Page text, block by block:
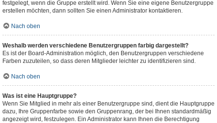
festgelegt, wenn die Gruppe erstellt wird. Wenn Sie eine eigene Benutzergruppe
erstellen möchten, dann sollten Sie einen Administrator kontaktieren.
Nach oben
Weshalb werden verschiedene Benutzergruppen farbig dargestellt?
Es ist der Board-Administration möglich, den Benutzergruppen verschiedene
Farben zuzuteilen, so dass deren Mitglieder leichter zu identifizieren sind.
Nach oben
Was ist eine Hauptgruppe?
Wenn Sie Mitglied in mehr als einer Benutzergruppe sind, dient die Hauptgruppe
dazu, Ihre Gruppenfarbe sowie den Gruppenrang, der bei Ihnen standardmäßig
angezeigt wird, festzulegen. Ein Administrator kann Ihnen die Berechtigung